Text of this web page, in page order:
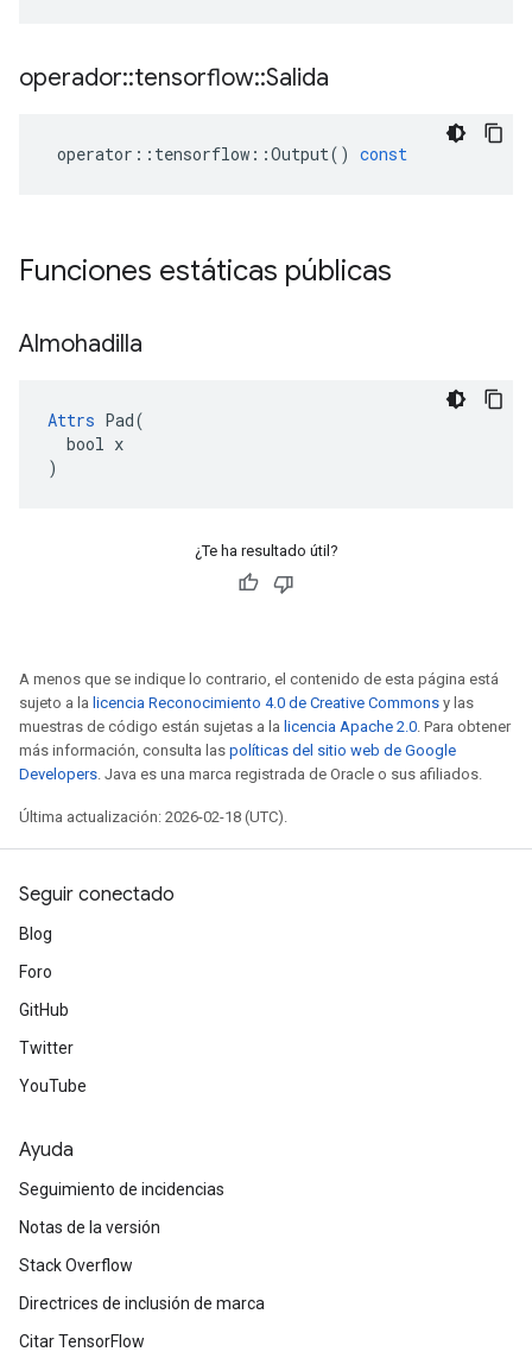
operador::tensorflow::Salida
operator :: tensorflow ::Output() const
Funciones estáticas públicas
Almohadilla
Attrs Pad(
  bool x
)
¿Te ha resultado útil?
A menos que se indique lo contrario, el contenido de esta página está
sujeto a la licencia Reconocimiento 4.0 de Creative Commons y las
muestras de código están sujetas a la licencia Apache 2.0. Para obtener
más información, consulta las políticas del sitio web de Google
Developers. Java es una marca registrada de Oracle o sus afiliados.
Última actualización: 2026-02-18 (UTC).
Seguir conectado
Blog
Foro
GitHub
Twitter
YouTube
Ayuda
Seguimiento de incidencias
Notas de la versión
Stack Overflow
Directrices de inclusión de marca
Citar TensorFlow